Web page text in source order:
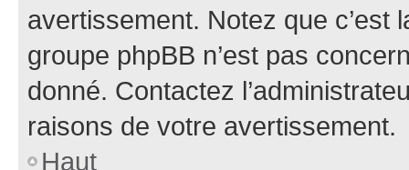
avertissement. Notez que c’est
groupe phpBB n’est pas
donné. Contactez
raisons de votre avertissement.
Haut